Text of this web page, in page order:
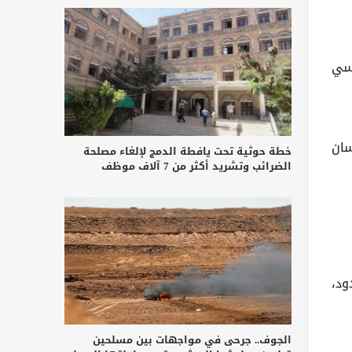
خطة حوثية تحت يافطة الدمج لإلغاء مصلحة
الضرائب وتشريد أكثر من 7 آلاف موظف
الجوف.. جرحى في مواجهات بين مسلحين